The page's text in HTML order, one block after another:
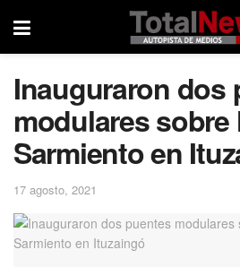
Inauguraron dos
modulares sobre
Sarmiento en
17 agosto, 2021